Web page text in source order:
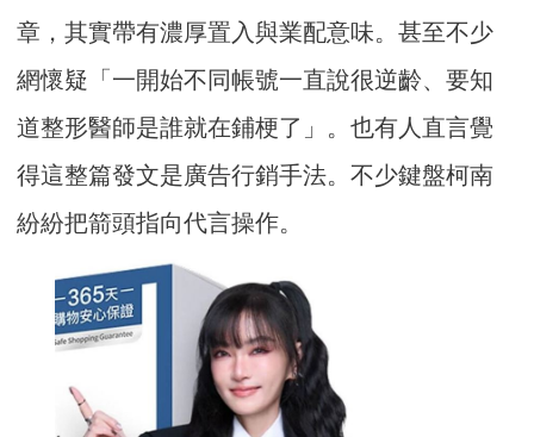
章，其實帶有濃厚置入與業配意味。甚至不少
網懷疑「一開始不同帳號一直說很逆齡、要知
道整形醫師是誰就在鋪梗了」。也有人直言覺
得這整篇發文是廣告行銷手法。不少鍵盤柯南
紛紛把箭頭指向代言操作。